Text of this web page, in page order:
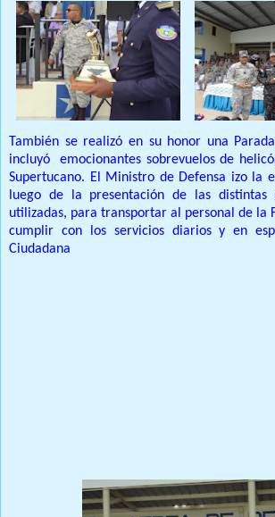
También se realizó en su honor una
incluyó
emocionantes sobrevuelos de
Supertucano. El Ministro de Defensa izo la
luego de la presentación de las distintas
utilizadas, para transportar al personal de la
cumplir con los servicios diarios y en
Ciudadana